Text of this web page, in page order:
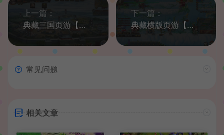
上一篇：
典藏三国页游【凤神三国志】最新整理Win系一键即玩服务端+详细搭建教程
下一篇：
典藏横版页游【永恒之城】最新整理Win系一键即玩服务端+GM工具+详细搭建教程
常见问题
相关文章